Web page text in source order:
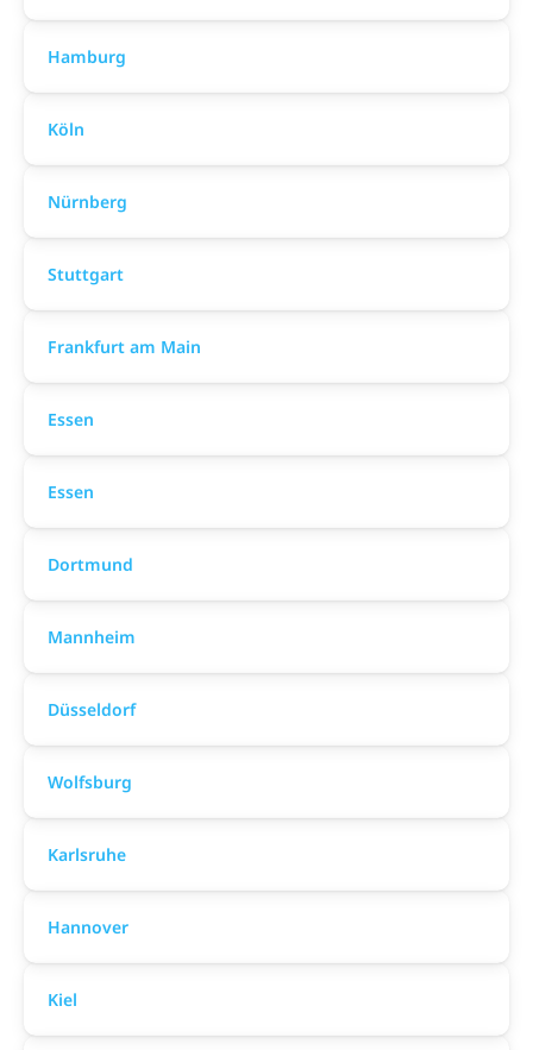
Hamburg
Köln
Nürnberg
Stuttgart
Frankfurt am Main
Essen
Essen
Dortmund
Mannheim
Düsseldorf
Wolfsburg
Karlsruhe
Hannover
Kiel